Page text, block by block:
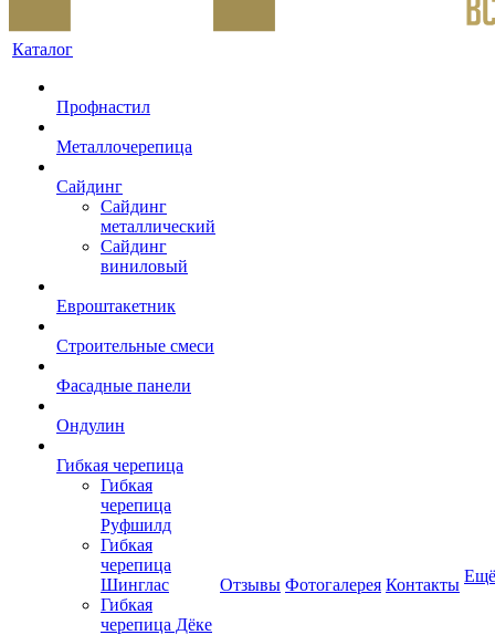
Каталог
Профнастил
Металлочерепица
Сайдинг
Сайдинг
металлический
Сайдинг
виниловый
Евроштакетник
Строительные смеси
Фасадные панели
Ондулин
Гибкая черепица
Гибкая
черепица
Руфшилд
Гибкая
черепица
Шинглас
Гибкая
черепица Дёке
Отзывы Фотогалерея Контакты Ещё